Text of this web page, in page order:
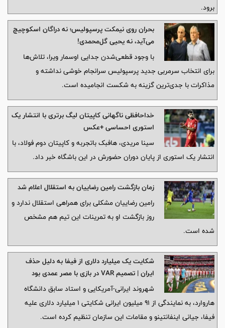
برود.
بحران روی نیمکت پرسپولیس؛ نه دراگان اسکوچیچ
می‌آید، نه یحیی گل‌محمدی!
با وجود قطعی‌شدن جدایی اوسمار ویرا، تلاش‌ها
برای انتخاب سرمربی جدید پرسپولیس سرانجام خوشی نداشته و
مذاکرات با جدی‌ترین گزینه به شکست انجامیده است.
خداحافظی ناگهانی کاپیتان لیگ برتری با انتشار یک
استوری احساسی +عکس
سینا مریدی، هافبک باتجربه و کاپیتان دوم فولاد، با
انتشار یک استوری از پایان دوران حضورش در این باشگاه خبر داد.
زمان بازگشت رامین رضاییان به استقلال اعلام شد
رامین رضاییان مشکلی برای همراهی استقلال ندارد و
روز بازگشت او به تمرینات این تیم هم مشخص
شده است.
شکایت یک میلیارد دلاری از فیفا به دلیل حذف
ایران | تصمیم VAR در بازی با مصر عمدی بود
شهروند ایرانی-آمریکایی و استاد سابق دانشگاه
هاروارد، به نمایندگی از ۹۱ میلیون ایرانی شکایتی ۱ میلیارد دلاری علیه
فیفا، جیانی اینفانتینو و مقامات این سازمان تنظیم کرده است.